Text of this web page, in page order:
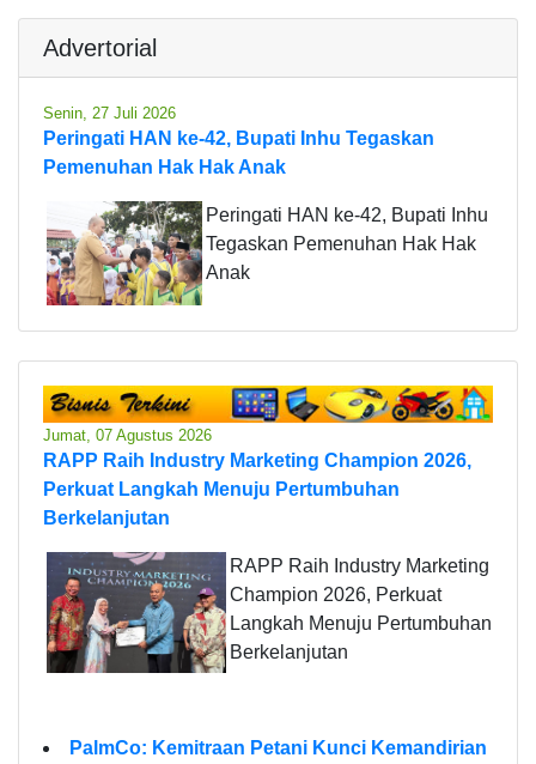
Advertorial
Senin, 27 Juli 2026
Peringati HAN ke-42, Bupati Inhu Tegaskan
Pemenuhan Hak Hak Anak
Peringati HAN ke-42, Bupati Inhu
Tegaskan Pemenuhan Hak Hak
Anak
Jumat, 07 Agustus 2026
RAPP Raih Industry Marketing Champion 2026,
Perkuat Langkah Menuju Pertumbuhan
Berkelanjutan
RAPP Raih Industry Marketing
Champion 2026, Perkuat
Langkah Menuju Pertumbuhan
Berkelanjutan
PalmCo: Kemitraan Petani Kunci Kemandirian